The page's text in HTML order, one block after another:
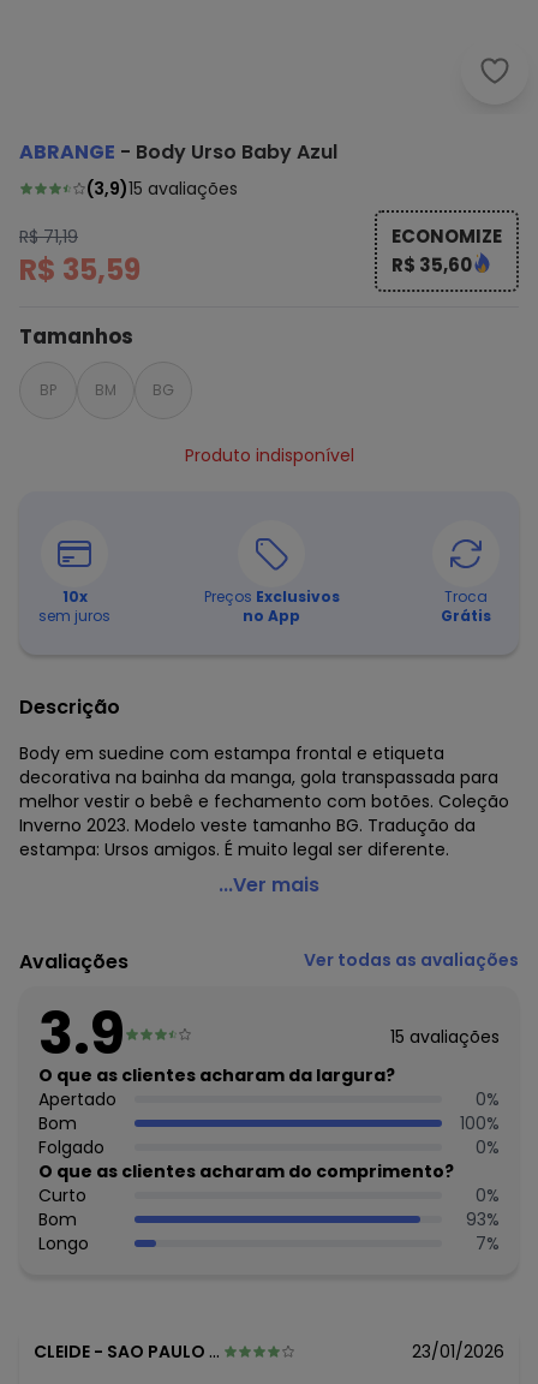
ABRANGE - Body Urso Baby Azul
(3,9)15 avaliações
R$ 71,19
R$ 35,59
ECONOMIZE
R$ 35,60
Tamanhos
BP BM BG
Produto indisponível
10x
sem juros
Preços Exclusivos
no App
Troca
Grátis
Descrição
Body em suedine com estampa frontal e etiqueta
decorativa na bainha da manga, gola transpassada para
melhor vestir o bebê e fechamento com botões. Coleção
Inverno 2023. Modelo veste tamanho BG. Tradução da
estampa: Ursos amigos. É muito legal ser diferente.
Abrange - Body Urso Baby Azul
Modelagem: Justa
Modelo: Alongado
Forro: Não
Decote Frente : Transpassado
Fornecedor: ABRANGE INDÚSTRIA E COMÉRCIO DE CONFECÇÕ
/ CNPJ 78.072.340/0019-4
Feito: no Brasil
Cuidados para conservação do produto: Temperatura
máxima de lavagem 30C. Não alvejar. Não passar sobre a
estampa
Fechamento: Botões de pressão entre as pernas
Tecido: Suedine
O preço apresentado abaixo é o menor oferecido em
...Ver mais
Avaliações Ver todas as avaliações
3.9 15 avaliações
O que as clientes acharam da largura?
Apertado
0%
Bom
100%
Folgado
0%
O que as clientes acharam do comprimento?
Curto
0%
Bom
93%
Longo
7%
CLEIDE - SAO PAULO - SP 23/01/2026